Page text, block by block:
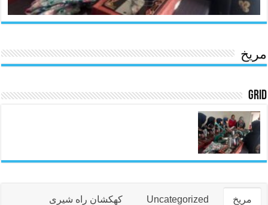
مریخ
Grid
مریخ Uncategorized کهکشان راه شیری